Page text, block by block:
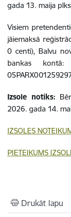
gada 13. maija
Visiem
jāiemaksā
0 centi), Balvu
bankas
Izsole notiks:
2026. gada 14.
IZSOLES
PIETEIKUMS
Drukāt lapu